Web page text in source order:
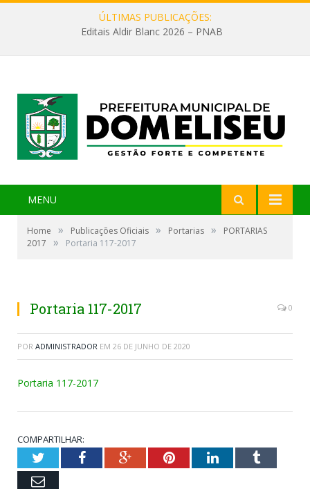
ÚLTIMAS PUBLICAÇÕES:
Editais Aldir Blanc 2026 – PNAB
MENU
Home » Publicações Oficiais » Portarias »
PORTARIAS
2017
» Portaria 117-2017
Portaria 117-2017 0
POR ADMINISTRADOR EM 26 DE JUNHO DE 2020
Portaria 117-2017
COMPARTILHAR:
TwitterFacebookGoogle+PinterestLinkedInTumblr
Email